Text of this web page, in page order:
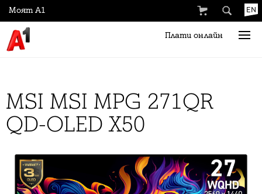
EN
Плати онлайн
Моят А1
MSI MSI MPG 271QR
QD-OLED X50